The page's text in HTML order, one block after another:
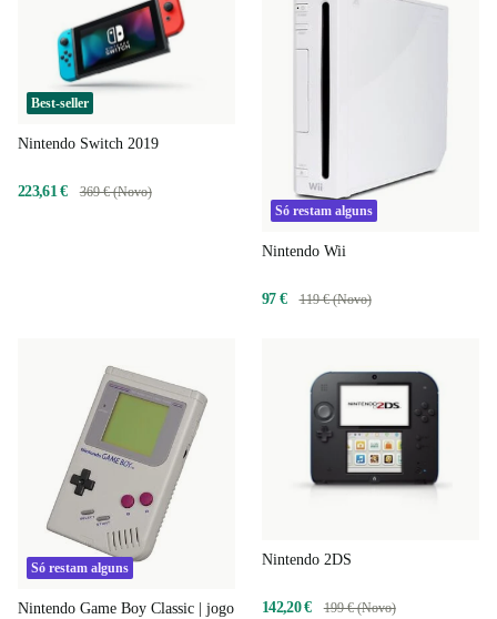
Best-seller
Nintendo Switch 2019
223,61 €
369 € (Novo)
Só restam alguns
Nintendo Wii
97 € 119 € (Novo)
Só restam alguns
Nintendo Game Boy Classic | jogo
Nintendo 2DS
142,20 € 199 € (Novo)